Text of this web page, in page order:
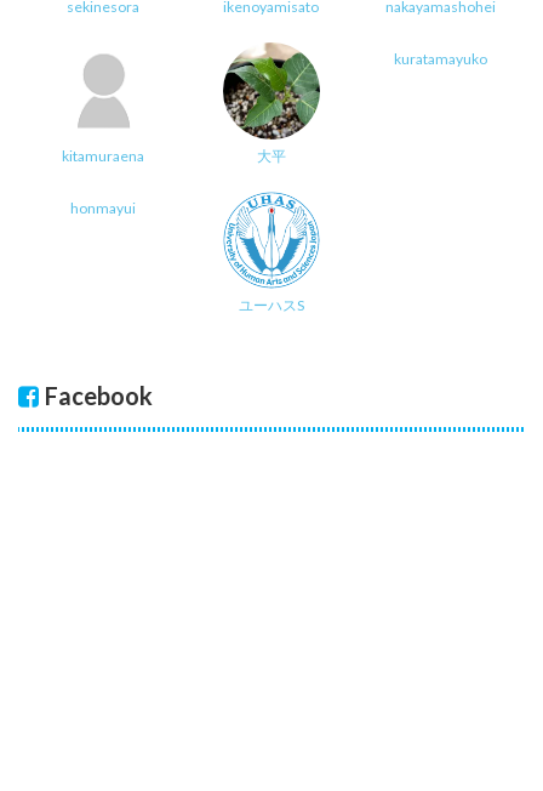
sekinesora ikenoyamisato nakayamashohei
kitamuraena 大平
kuratamayuko
honmayui
ユーハスS
Facebook